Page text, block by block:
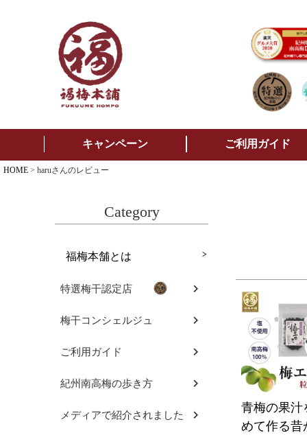
キャンペーン ご利用ガイド
HOME haruさんのレビュー
Category
福梅本舗とは
特選梅干認定店
梅干コンシェルジュ
ご利用ガイド
紀州南高梅の歩き方
メディアで紹介されました
青梅の果汁
めて作る昔